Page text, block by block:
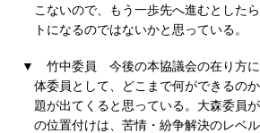
こないので、もう一歩先へ進むとした
トになるのではないかと思っている。
▼ 竹中委員
今後の本協議会の在り方
体委員として、どこまで何ができるの
題が出てくると思っている。大森委員
の位置付けは、苦情・紛争解決のレベ